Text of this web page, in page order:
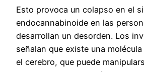
Esto provoca un colapso en el
endocannabinoide en las
desarrollan un desorden. Los
señalan que existe una
el cerebro, que puede